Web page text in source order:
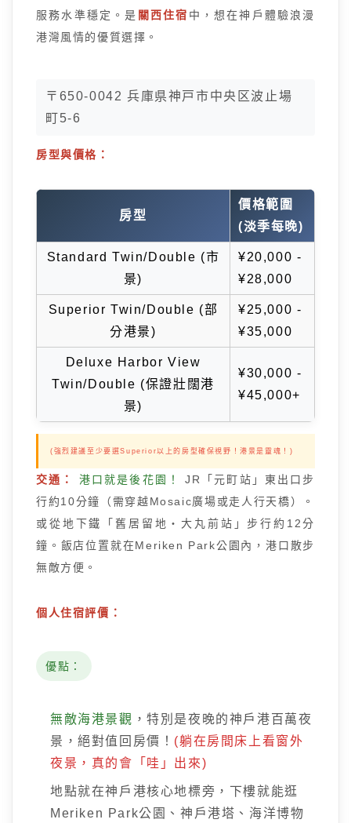
服務水準穩定。是 關西住宿 中，想在神戶體驗浪漫
港灣風情的優質選擇。
〒650-0042 兵庫県神戸市中央区波止場
町5-6
房型與價格：
房型
價格範圍
(淡季每晚)
Standard Twin/Double (市
景)
¥20,000 -
¥28,000
Superior Twin/Double (部
分港景)
¥25,000 -
¥35,000
Deluxe Harbor View
Twin/Double (保證壯闊港
景)
¥30,000 -
¥45,000+
(強烈建議至少要選Superior以上的房型確保視野！港景是靈魂！)
交通： 港口就是後花園！
JR「元町站」東出口步
行約10分鐘（需穿越Mosaic廣場或走人行天橋）。
或從地下鐵「舊居留地・大丸前站」步行約12分
鐘。飯店位置就在Meriken Park公園內，港口散步
無敵方便。
個人住宿評價：
優點：
無敵海港景觀 ，特別是夜晚的神戶港百萬夜
景，絕對值回房價！ (躺在房間床上看窗外
夜景，真的會「哇」出來)
地點就在神戶港核心地標旁，下樓就能逛
Meriken Park公園、神戶港塔、海洋博物